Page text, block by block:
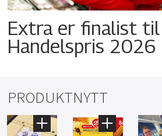
Extra er finalist
Handelspris 2026
PRODUKTNYTT